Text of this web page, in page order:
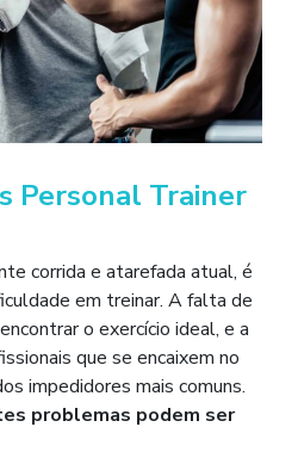
Personal Trainer
corrida e atarefada atual, é
em treinar. A falta de
o exercício ideal, e a
que se encaixem no
impedidores mais comuns.
problemas podem ser